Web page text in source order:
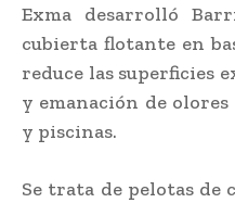
Exma desarrolló
cubierta flotante en
reduce las superficies
y emanación de
y piscinas.
Se trata de pelotas de